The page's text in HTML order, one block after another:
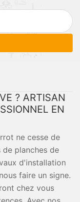
? ARTISAN
EN
ne cesse de
planches de
d'installation
faire un signe.
chez vous